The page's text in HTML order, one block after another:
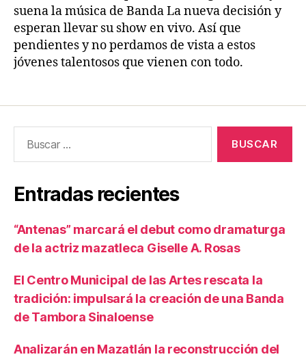
suena la música de Banda La nueva decisión y
esperan llevar su show en vivo. Así que
pendientes y no perdamos de vista a estos
jóvenes talentosos que vienen con todo.
Entradas recientes
“Antenas” marcará el debut como dramaturga
de la actriz mazatleca Giselle A. Rosas
El Centro Municipal de las Artes rescata la
tradición: impulsará la creación de una Banda
de Tambora Sinaloense
Analizarán en Mazatlán la reconstrucción del